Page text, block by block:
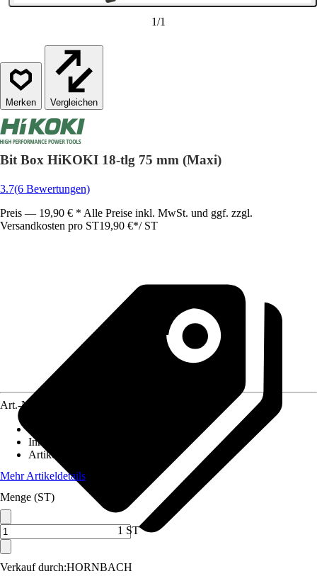
1/1
Vergleichen
Bit Box HiKOKI 18-tlg 75 mm (Maxi)
3.7(6 Bewertungen)
Preis — 19,90 € * Alle Preise inkl. MwSt. und ggf. zzgl.
Versandkosten pro ST19,90 €*/ ST
Verkauf durch:HORNBACH
Art.-Nr.
Inhalt
Artikeltyp
Mehr Artikeldetails
Menge (ST)
1 ST